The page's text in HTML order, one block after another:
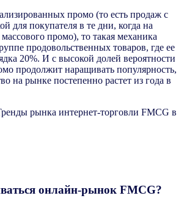
промо (то есть продаж с
для покупателя в те дни, когда на
промо), то такая механика
продовольственных товаров, где ее
20%. И с высокой долей вероятности
продолжит наращивать популярность,
на рынке постепенно растет из года в
онлайн-рынок FMCG?